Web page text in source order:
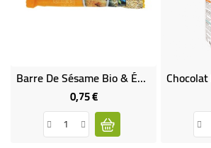
Barre De Sésame Bio & Équitable
0,75 €Prix